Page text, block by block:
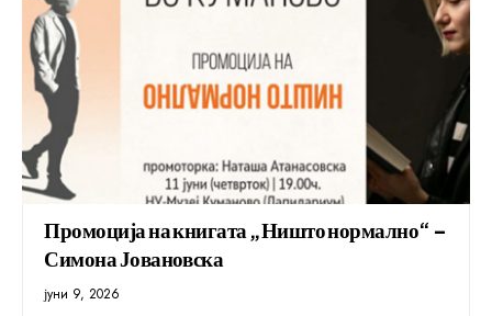
Промоција на книгата „Ништо нормално“ –
Симона Јовановска
јуни 9, 2026